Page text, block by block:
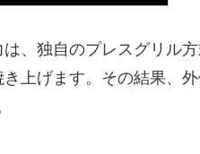
、独自のプレスグリル
上げます。その結果、